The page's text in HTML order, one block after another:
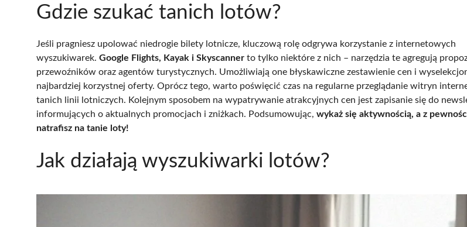
Gdzie szukać tanich lotów?
Jeśli pragniesz upolować niedrogie bilety lotnicze, kluczową rolę odgrywa korzystanie z internetowych
wyszukiwarek. Google Flights, Kayak i Skyscanner to tylko niektóre z nich – narzędzia te agregują
przewoźników oraz agentów turystycznych. Umożliwiają one błyskawiczne zestawienie cen i
najbardziej korzystnej oferty. Oprócz tego, warto poświęcić czas na regularne przeglądanie witryn
tanich linii lotniczych. Kolejnym sposobem na wypatrywanie atrakcyjnych cen jest zapisanie się do
informujących o aktualnych promocjach i zniżkach. Podsumowując, wykaż się aktywnością, a z
natrafisz na tanie loty!
Jak działają wyszukiwarki lotów?